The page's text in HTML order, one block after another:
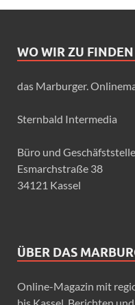
WO WIR ZU
das Marburger.
Sternbald Intermedia
Büro und Geschäfststelle
Esmarchstraße 38
34121 Kassel
ÜBER DAS
Online-Magazin mit